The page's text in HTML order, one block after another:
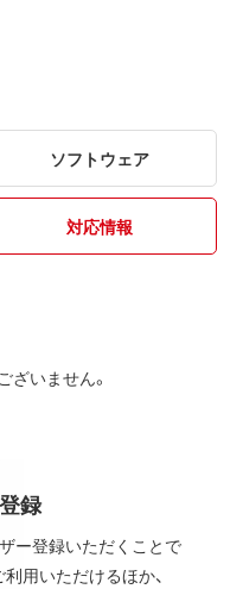
ソフトウェア
対応情報
ざいません。
録
ー登録いただくことで
用いただけるほか、